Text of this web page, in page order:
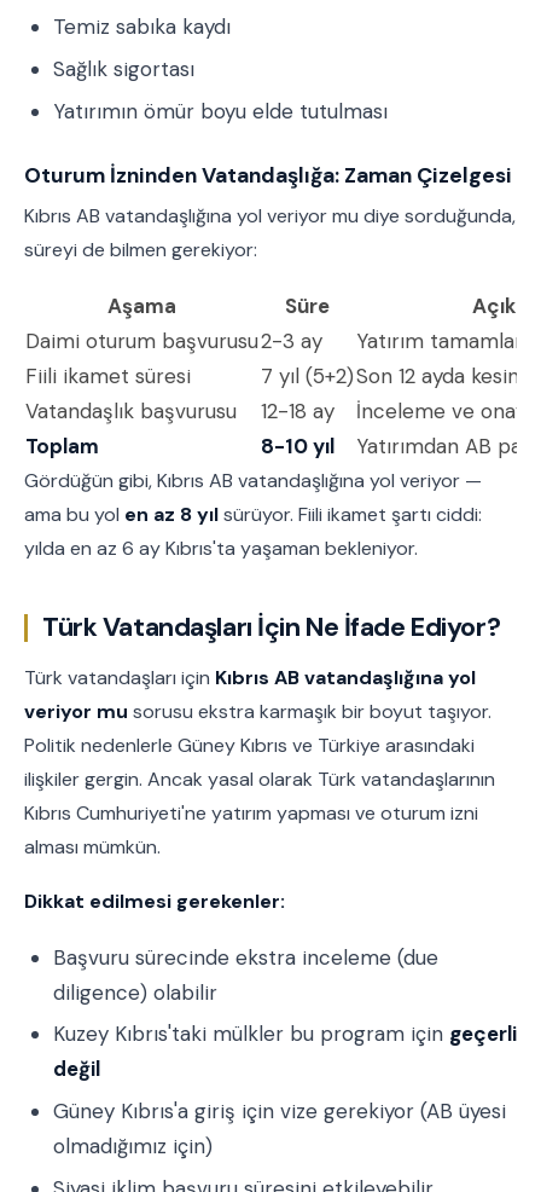
Temiz sabıka kaydı
Sağlık sigortası
Yatırımın ömür boyu elde tutulması
Oturum İzninden Vatandaşlığa: Zaman Çizelgesi
Kıbrıs AB vatandaşlığına yol veriyor mu diye sorduğunda,
süreyi de bilmen gerekiyor:
Aşama Süre
Daimi oturum başvurusu2-3 ay
Yatırım
Fiili ikamet süresi
7 yıl (5+2)Son 12 ayda
Vatandaşlık başvurusu
12-18 ay
İnceleme ve onay
Toplam
8-10 yıl Yatırımdan AB
Gördüğün gibi, Kıbrıs AB vatandaşlığına yol veriyor —
ama bu yol en az 8 yılsürüyor. Fiili ikamet şartı ciddi:
yılda en az 6 ay Kıbrıs'ta yaşaman bekleniyor.
Türk Vatandaşları İçin Ne İfade Ediyor?
Türk vatandaşları için Kıbrıs AB vatandaşlığına yol
veriyor mu sorusu ekstra karmaşık bir boyut taşıyor.
Politik nedenlerle Güney Kıbrıs ve Türkiye arasındaki
ilişkiler gergin. Ancak yasal olarak Türk vatandaşlarının
Kıbrıs Cumhuriyeti'ne yatırım yapması ve oturum izni
alması mümkün.
Dikkat edilmesi gerekenler:
Başvuru sürecinde ekstra inceleme (due
diligence) olabilir
Kuzey Kıbrıs'taki mülkler bu program için geçerli
değil
Güney Kıbrıs'a giriş için vize gerekiyor (AB üyesi
olmadığımız için)